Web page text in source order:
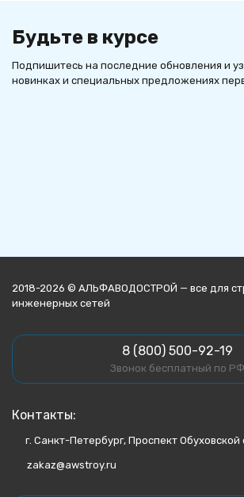
Будьте в курсе
Подпишитесь на последние обновления и
новинках и специальных предложениях
2018-2026 © АЛЬФАВОДОСТРОЙ — все для
инженерных сетей
8 (800) 500-92-19
Звонок бесплатный по РФ
Контакты:
г. Санкт-Петербург, Проспект
zakaz@awstroy.ru